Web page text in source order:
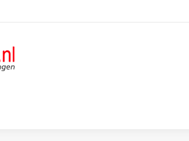
Over ons Partners Nieuws